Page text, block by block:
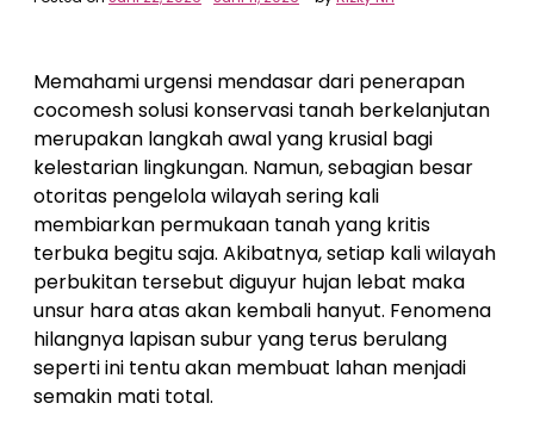
Memahami urgensi mendasar dari penerapan
cocomesh solusi konservasi tanah berkelanjutan
merupakan langkah awal yang krusial bagi
kelestarian lingkungan. Namun, sebagian besar
otoritas pengelola wilayah sering kali
membiarkan permukaan tanah yang kritis
terbuka begitu saja. Akibatnya, setiap kali wilayah
perbukitan tersebut diguyur hujan lebat maka
unsur hara atas akan kembali hanyut. Fenomena
hilangnya lapisan subur yang terus berulang
seperti ini tentu akan membuat lahan menjadi
semakin mati total.